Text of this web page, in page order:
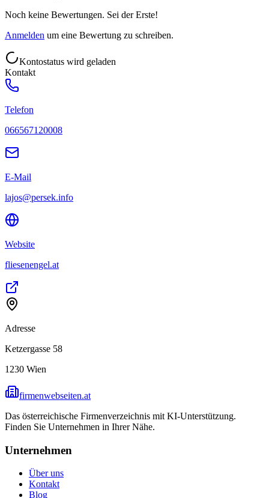
Noch keine Bewertungen. Sei der Erste!
Anmelden um eine Bewertung zu schreiben.
Kontostatus wird geladen
Kontakt
Telefon
066567120008
E-Mail
lajos@persek.info
Website
fliesenengel.at
Adresse
Ketzergasse 58
1230 Wien
firmenwebseiten.at
Das österreichische Firmenverzeichnis mit KI-Unterstützung.
Finden Sie Unternehmen in Ihrer Nähe.
Unternehmen
Über uns
Kontakt
Blog